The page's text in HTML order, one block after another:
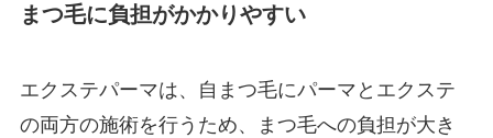
まつ毛に負担がかかりやすい
エクステパーマは、自まつ毛にパーマとエクステ
の両方の施術を行うため、まつ毛への負担が大き